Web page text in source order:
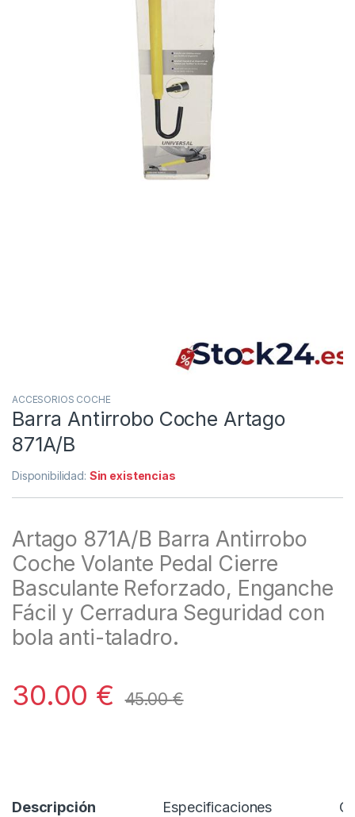
ACCESORIOS COCHE
Barra Antirrobo Coche Artago
871A/B
Disponibilidad: Sin existencias
Artago 871A/B Barra Antirrobo
Coche Volante Pedal Cierre
Basculante Reforzado, Enganche
Fácil y Cerradura Seguridad con
bola anti-taladro.
30.00 € 45.00€
Descripción Especificaciones